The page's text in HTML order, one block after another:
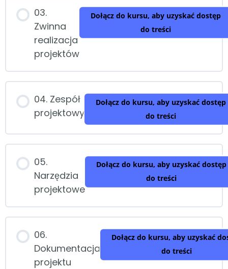
03.
Zwinna
realizacja
projektów
Dołącz do kursu, aby uzyskać dostęp
do treści
04. Zespół
projektowy
Dołącz do kursu, aby uzyskać dostęp
do treści
05.
Narzędzia
projektowe
Dołącz do kursu, aby uzyskać dostęp
do treści
06.
Dokumentacja
projektu
Dołącz do kursu, aby uzyskać
do treści